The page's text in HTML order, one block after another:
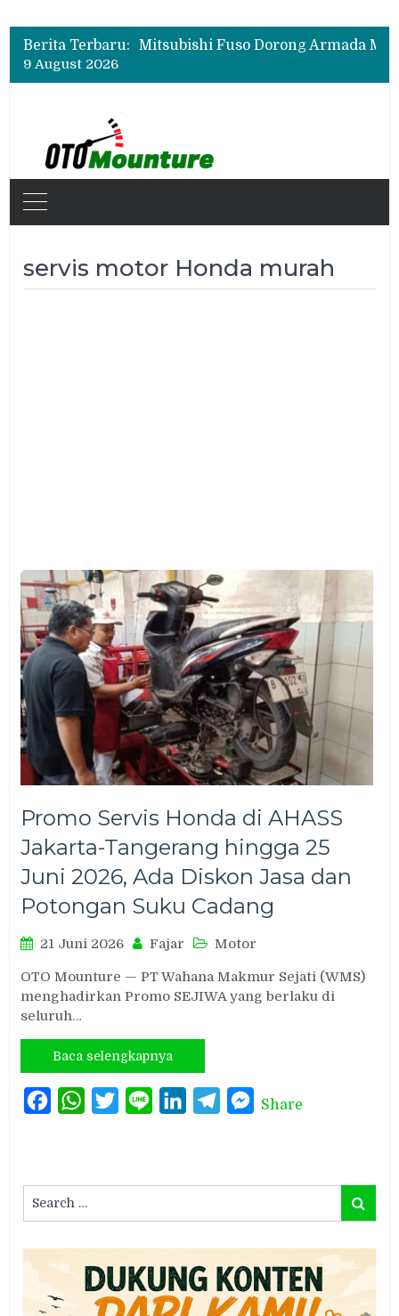
Berita Terbaru:
9 August 2026
servis motor Honda murah
Promo Servis Honda di AHASS
Jakarta-Tangerang hingga 25
Juni 2026, Ada Diskon Jasa dan
Potongan Suku Cadang
21 Juni 2026 Fajar Motor
OTO Mounture — PT Wahana Makmur Sejati (WMS)
menghadirkan Promo SEJIWA yang berlaku di
seluruh…
Baca selengkapnya
FacebookWhatsAppTwitterLine LinkedInTelegramMessenger
Share
for:
Search